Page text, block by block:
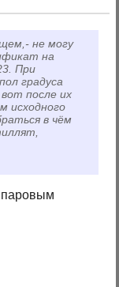
не могу
на
При
градуса
после их
исходного
в чём
паровым